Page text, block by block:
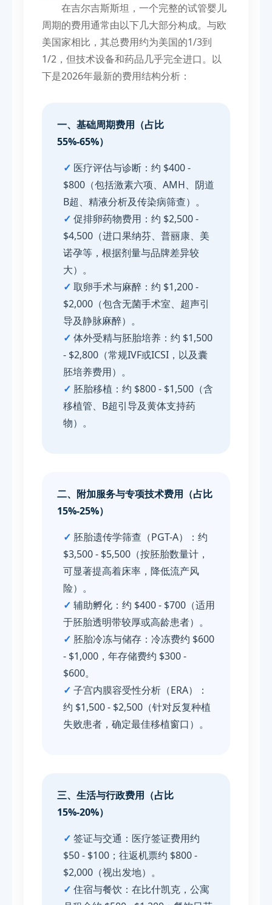
在吉尔吉斯斯坦，一个完整的试管婴儿
周期的费用通常由以下几大部分构成。与欧
美国家相比，其总费用约为美国的1/3到
1/2，但技术设备和药品几乎完全进口。以
下是2026年最新的费用结构分析：
一、基础周期费用（占比
55%-65%）
✓ 医疗评估与诊断：约 $400 -
$800（包括激素六项、AMH、阴道
B超、精液分析及传染病筛查）。
✓ 促排卵药物费用：约 $2,500 -
$4,500（进口果纳芬、普丽康、美
诺孕等，根据剂量与品牌差异较
大）。
✓ 取卵手术与麻醉：约 $1,200 -
$2,000（包含无菌手术室、超声引
导及静脉麻醉）。
✓ 体外受精与胚胎培养：约 $1,500
- $2,800（常规IVF或ICSI，以及囊
胚培养费用）。
✓ 胚胎移植：约 $800 - $1,500（含
移植管、B超引导及黄体支持药
物）。
二、附加服务与专项技术费用（占比
15%-25%）
✓ 胚胎遗传学筛查（PGT-A）：约
$3,500 - $5,500（按胚胎数量计，
可显著提高着床率，降低流产风
险）。
✓ 辅助孵化：约 $400 - $700（适用
于胚胎透明带较厚或高龄患者）。
✓ 胚胎冷冻与储存：冷冻费约 $600
- $1,000，年存储费约 $300 -
$600。
✓ 子宫内膜容受性分析（ERA）：
约 $1,500 - $2,500（针对反复种植
失败患者，确定最佳移植窗口）。
三、生活与行政费用（占比
15%-20%）
✓ 签证与交通：医疗签证费用约
$50 - $100；往返机票约 $800 -
$2,000（视出发地）。
✓ 住宿与餐饮：在比什凯克，公寓